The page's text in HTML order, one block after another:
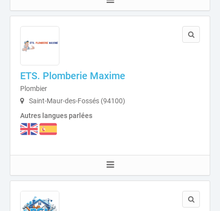
ETS. Plomberie Maxime
Plombier
Saint-Maur-des-Fossés (94100)
Autres langues parlées